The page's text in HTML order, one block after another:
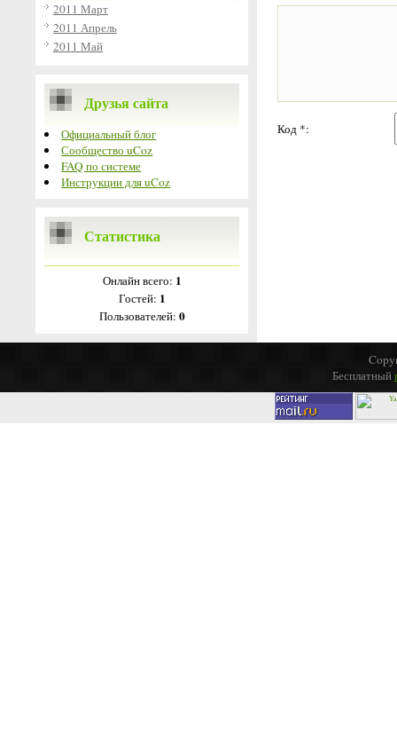
2011 Март
2011 Апрель
2011 Май
Друзья сайта
Официальный блог
Сообщество uCoz
FAQ по системе
Инструкции для uCoz
Статистика
Онлайн всего: 1
Гостей: 1
Пользователей: 0
Код *:
Бесплатный